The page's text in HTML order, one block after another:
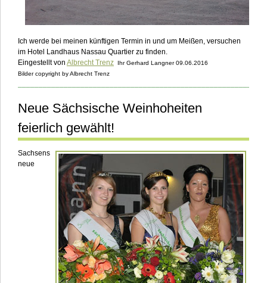
Ich werde bei meinen künftigen Termin in und um Meißen, versuchen
im Hotel Landhaus Nassau Quartier zu finden.
Eingestellt von Albrecht Trenz
Ihr Gerhard Langner 09.06.2016
Bilder copyright by Albrecht Trenz
Neue Sächsische Weinhoheiten
feierlich gewählt!
Sachsens
neue